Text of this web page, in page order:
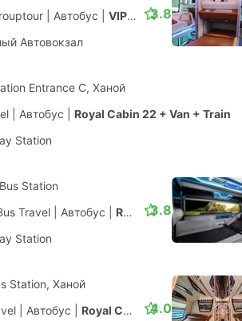
Автобус VIP 33 Sleeper
Автовокзал
3.8
Entrance C, Ханой
Автобус Royal Cabin 22 + Van + Train
Station
Station
Travel Автобус Royal Cabin + Van + Train
Station
3.8
Station, Ханой
Автобус Royal Cabin 4.0